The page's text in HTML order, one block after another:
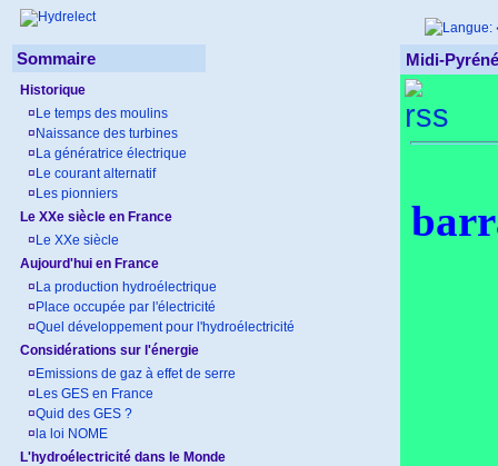
Sommaire
Historique
¤ Le temps des moulins
¤ Naissance des turbines
¤ La génératrice électrique
¤ Le courant alternatif
¤ Les pionniers
Le XXe siècle en France
¤ Le XXe siècle
Aujourd'hui en France
¤ La production hydroélectrique
¤ Place occupée par l'électricité
¤Quel développement pour l'hydroélectricité
Considérations sur l'énergie
¤ Emissions de gaz à effet de serre
¤ Les GES en France
¤Quid des GES ?
¤ la loi NOME
L'hydroélectricité dans le Monde
Midi-